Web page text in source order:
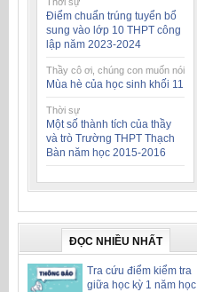
Điểm chuẩn trúng tuyển bổ
sung vào lớp 10 THPT công
lập năm 2023-2024
Thầy cô ơi, chúng con muốn nói
Mùa hè của học sinh khối 11
Thời sự
Một số thành tích của thầy
và trò Trường THPT Thạch
Bàn năm học 2015-2016
ĐỌC NHIỀU NHẤT
Tra cứu điểm kiểm tra
giữa học kỳ 1 năm học